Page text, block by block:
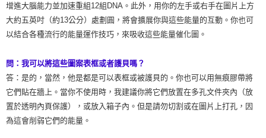
增進大腦能力並加速重組12組DNA。此外，用你的左手或右手在圖片上方
大約五英吋（約13公分）處劃圓，將會擴展你與這些能量的互動。你也可
以結合各種流行的能量運作技巧，來吸收這些能量催化圖。
問：我可以將這些圖案表框或者護貝嗎？
答：是的，當然，他是都是可以表框或被護貝的。你也可以用無痕膠帶將
它們貼在牆上。當你不使用時，我建議你將它們放置在多孔文件夾內（放
置於透明內頁保護），或放入箱子內。但是請勿切割或在圖片上打孔，因
為這會削弱它們的能量。